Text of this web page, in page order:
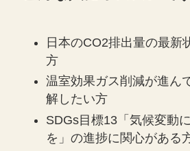
日本のCO2排出量の最新
方
温室効果ガス削減が進ん
解したい方
SDGs目標13「気候変動
を」の進捗に関心がある